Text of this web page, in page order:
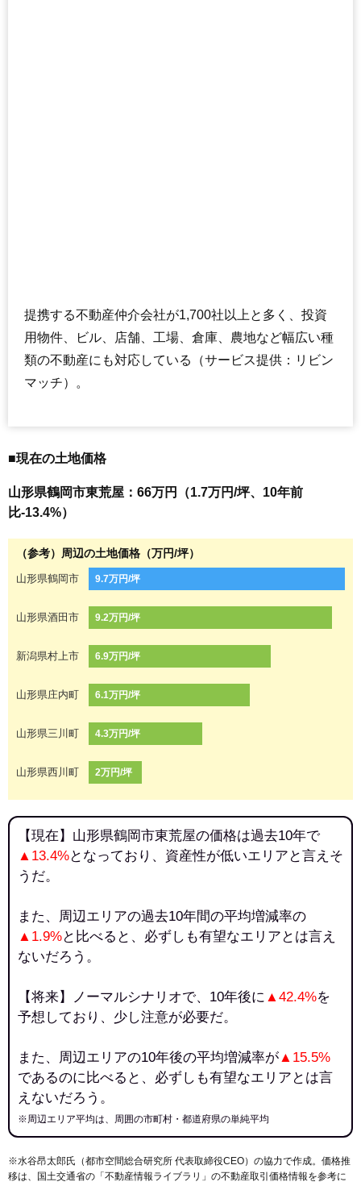
提携する不動産仲介会社が1,700社以上と多く、投資
用物件、ビル、店舗、工場、倉庫、農地など幅広い種
類の不動産にも対応している（サービス提供：リビン
マッチ）。
■現在の土地価格
山形県鶴岡市東荒屋：66万円（1.7万円/坪、10年前
比-13.4%）
（参考）周辺の土地価格（万円/坪）
山形県鶴岡市 9.7万円/坪
山形県酒田市 9.2万円/坪
新潟県村上市 6.9万円/坪
山形県庄内町 6.1万円/坪
山形県三川町 4.3万円/坪
山形県西川町 2万円/坪
【現在】山形県鶴岡市東荒屋の価格は過去10年で
▲13.4%となっており、資産性が低いエリアと言えそ
うだ。
また、周辺エリアの過去10年間の平均増減率の
▲1.9%と比べると、必ずしも有望なエリアとは言え
ないだろう。
【将来】ノーマルシナリオで、10年後に ▲42.4%を
予想しており、少し注意が必要だ。
また、周辺エリアの10年後の平均増減率が▲15.5%
であるのに比べると、必ずしも有望なエリアとは言
えないだろう。
※周辺エリア平均は、周囲の市町村・都道府県の単純平均
※水谷昂太郎氏（都市空間総合研究所 代表取締役CEO）の協力で作成。価格推
移は、国土交通省の「 不動産情報ライブラリ 」の不動産取引価格情報を参考に